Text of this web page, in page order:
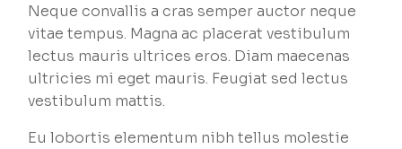
Neque convallis a cras semper auctor neque
vitae tempus. Magna ac placerat vestibulum
lectus mauris ultrices eros. Diam maecenas
ultricies mi eget mauris. Feugiat sed lectus
vestibulum mattis.
Eu lobortis elementum nibh tellus molestie